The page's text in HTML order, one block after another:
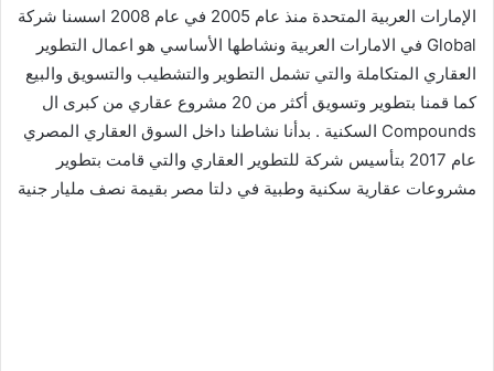
الإمارات العربية المتحدة منذ عام 2005 في عام 2008 اسسنا شركة
Global في الامارات العربية ونشاطها الأساسي هو اعمال التطوير
العقاري المتكاملة والتي تشمل التطوير والتشطيب والتسويق والبيع
كما قمنا بتطوير وتسويق أكثر من 20 مشروع عقاري من كبرى ال
Compounds السكنية . بدأنا نشاطنا داخل السوق العقاري المصري
عام 2017 بتأسيس شركة للتطوير العقاري والتي قامت بتطوير
مشروعات عقارية سكنية وطبية في دلتا مصر بقيمة نصف مليار جنية